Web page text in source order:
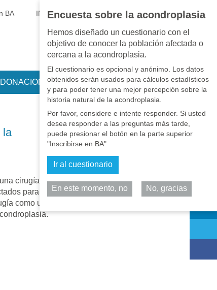
Encuesta sobre la acondroplasia
Hemos diseñado un cuestionario con el
objetivo de conocer la población afectada o
cercana a la acondroplasia.
El cuestionario es opcional y anónimo. Los datos
obtenidos serán usados para cálculos estadísticos
y para poder tener una mejor percepción sobre la
historia natural de la acondroplasia.
Por favor, considere e intente responder. Si usted
desea responder a las preguntas más tarde,
puede presionar el botón en la parte superior
"Inscribirse en BA"
Ir al cuestionario
En este momento, no No, gracias
BA INICIAR SESIÓN EN • PT • ES • RU
DONACIONES
la
cirugía de
para que
como un